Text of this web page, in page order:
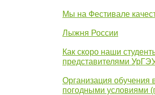
Мы на Фестивале
Лыжня России
Как скоро наши
представителями
Организация обучения
погодными условиями